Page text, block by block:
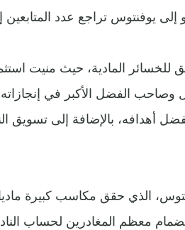
للخسائر المادية، حيث منيت
وصاحب الفضل الأكبر في
أوروبا 4 مرات بفضل أهدافه، بالإضافة
الذي حقق مكاسب كبيرة ماديا
معظم المغادرين لحساب